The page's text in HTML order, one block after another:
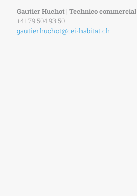
Gautier Huchot | Technico commercial
+41 79 504 93 50
gautier.huchot@cei-habitat.ch